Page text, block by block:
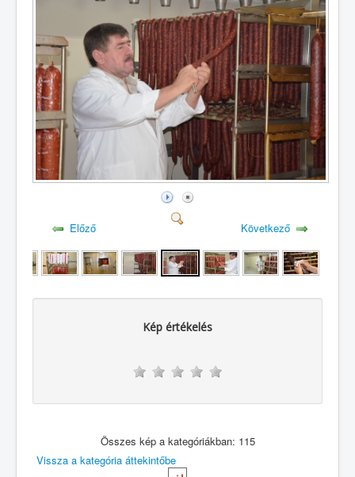
Előző Következő
Kép értékelés
Összes kép a kategóriákban: 115
Vissza a kategória áttekintőbe